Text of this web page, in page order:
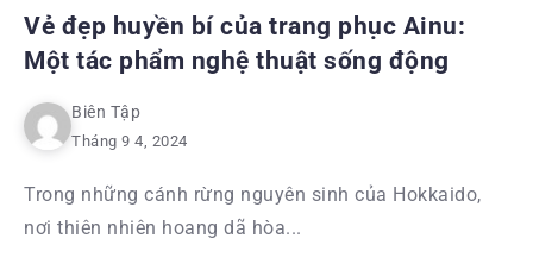
Vẻ đẹp huyền bí của trang phục Ainu:
Một tác phẩm nghệ thuật sống động
Biên Tập
Tháng 9 4, 2024
Trong những cánh rừng nguyên sinh của Hokkaido,
nơi thiên nhiên hoang dã hòa...